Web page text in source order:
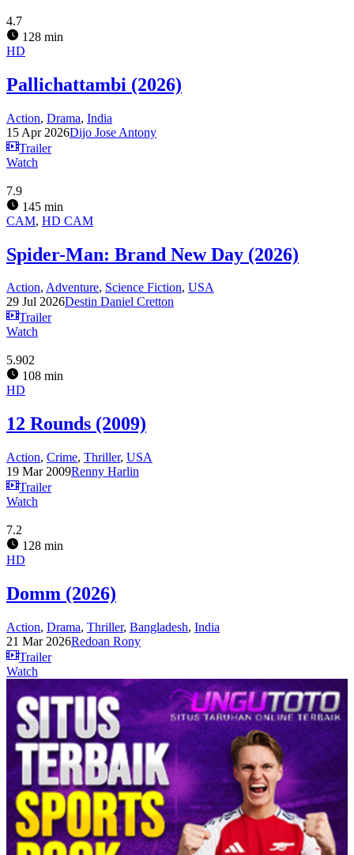
4.7
128 min
HD
Pallichattambi (2026)
Action, Drama, India
15 Apr 2026Dijo Jose Antony
Trailer
Watch
7.9
145 min
CAM, HD CAM
Spider-Man: Brand New Day (2026)
Action, Adventure, Science Fiction, USA
29 Jul 2026Destin Daniel Cretton
Trailer
Watch
5.902
108 min
HD
12 Rounds (2009)
Action, Crime, Thriller, USA
19 Mar 2009Renny Harlin
Trailer
Watch
7.2
128 min
HD
Domm (2026)
Action, Drama, Thriller, Bangladesh, India
21 Mar 2026Redoan Rony
Trailer
Watch